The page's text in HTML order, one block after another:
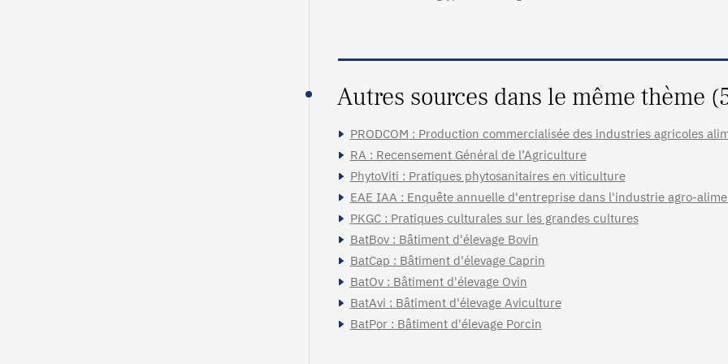
Autres sources dans le même thème
PRODCOM : Production commercialisée des industries agricoles
RA : Recensement Général de l’Agriculture
PhytoViti : Pratiques phytosanitaires en viticulture
EAE IAA : Enquête annuelle d'entreprise dans l'industrie agro-
PKGC : Pratiques culturales sur les grandes cultures
BatBov : Bâtiment d'élevage Bovin
BatCap : Bâtiment d'élevage Caprin
BatOv : Bâtiment d'élevage Ovin
BatAvi : Bâtiment d'élevage Aviculture
BatPor : Bâtiment d'élevage Porcin